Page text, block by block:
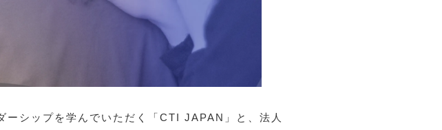
シップを学んでいただく「CTI JAPAN」と、法人